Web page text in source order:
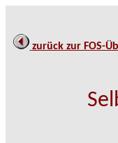
zurück zur FOS-